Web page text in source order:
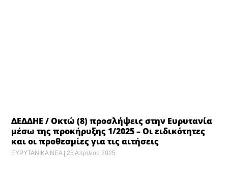
ΔΕΔΔΗΕ / Οκτώ (8) προσλήψεις στην Ευρυτανία
μέσω της προκήρυξης 1/2025 – Οι ειδικότητες
και οι προθεσμίες για τις αιτήσεις
ΕΥΡΥΤΑΝΙΚΑ ΝΕΑ 25 Απριλίου 2025